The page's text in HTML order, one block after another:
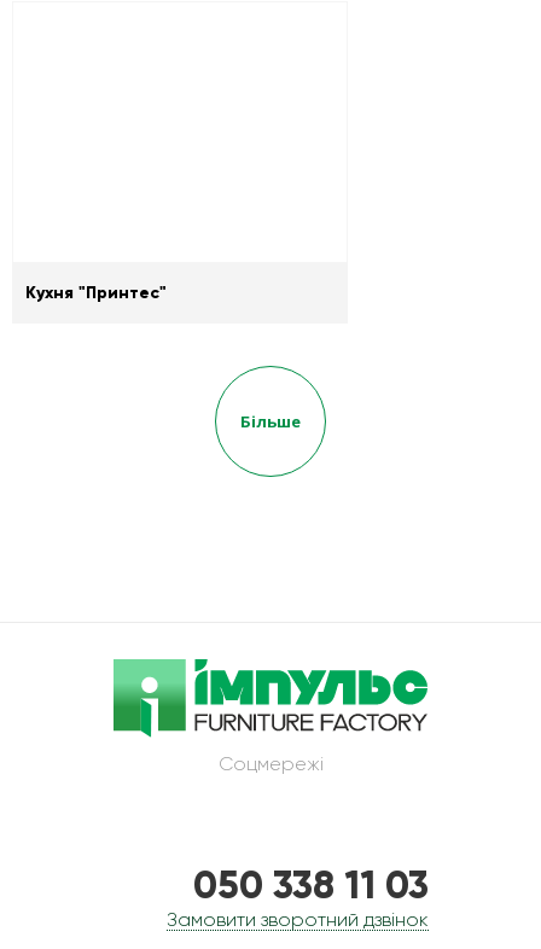
Кухня "Принтес"
Більше
Соцмережі
050 338 11 03
Замовити зворотний дзвінок